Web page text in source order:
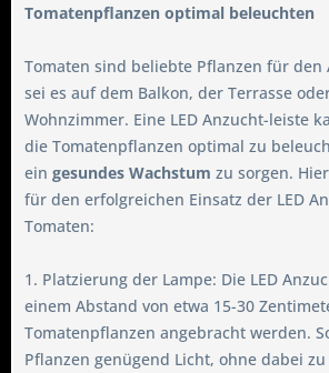
Tomatenpflanzen optimal beleuchten
Tomaten sind beliebte Pflanzen für den
sei es auf dem Balkon, der Terrasse
Wohnzimmer. Eine LED Anzucht-leiste
die Tomatenpflanzen optimal zu
ein gesundes Wachstum zu sorgen.
für den erfolgreichen Einsatz der LED
Tomaten:
1. Platzierung der Lampe: Die LED
einem Abstand von etwa 15-30
Tomatenpflanzen angebracht werden.
Pflanzen genügend Licht, ohne dabei